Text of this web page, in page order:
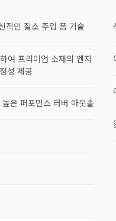
적인 질소 주입 폼 기술
여 프리미엄 소재의 엔지
성 제공
은 퍼포먼스 러버 아웃솔